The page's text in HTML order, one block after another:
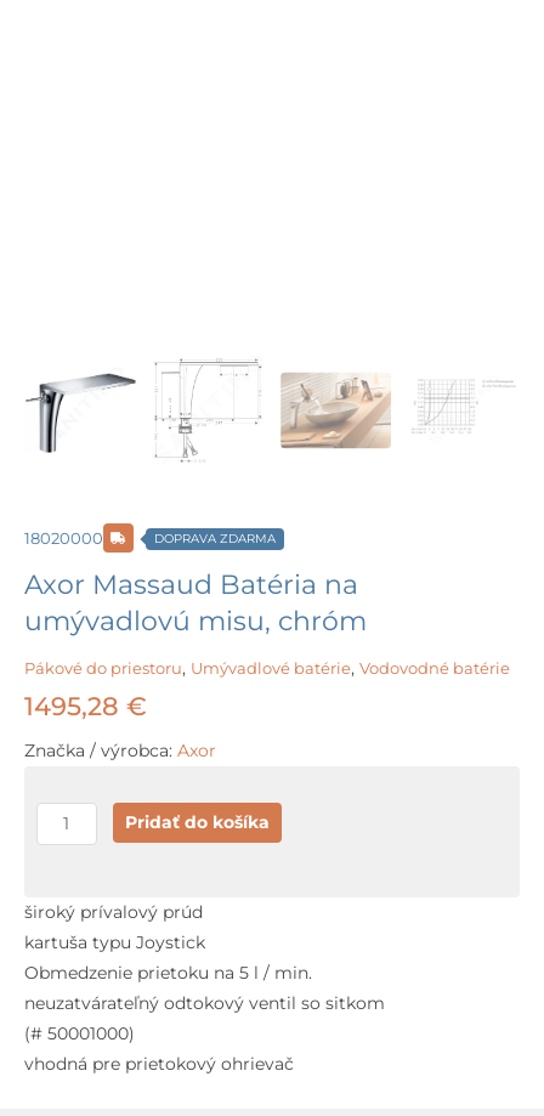
18020000 DOPRAVA ZDARMA
Axor Massaud Batéria na
umývadlovú misu, chróm
Pákové do priestoru, Umývadlové batérie, Vodovodné batérie
1495,28 €
Značka / výrobca: Axor
množstvo
Axor
Batéria
na
umývadlovú
misu,
chróm
Pridať do košíka
široký prívalový prúd
kartuša typu Joystick
Obmedzenie prietoku na 5 l / min.
neuzatvárateľný odtokový ventil so sitkom
(# 50001000)
vhodná pre prietokový ohrievač